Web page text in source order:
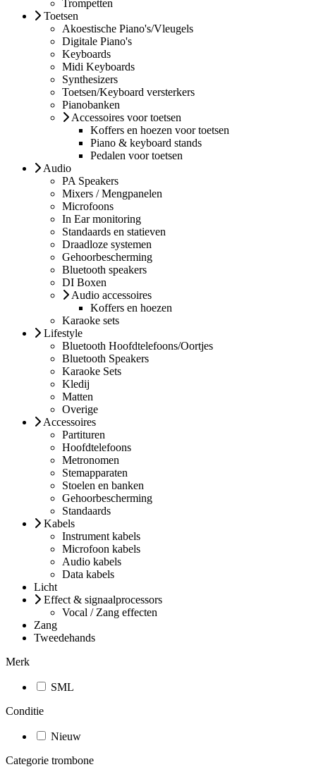
Trompetten
Toetsen
Akoestische Piano's/Vleugels
Digitale Piano's
Keyboards
Midi Keyboards
Synthesizers
Toetsen/Keyboard versterkers
Pianobanken
Accessoires voor toetsen
Koffers en hoezen voor toetsen
Piano & keyboard stands
Pedalen voor toetsen
Audio
PA Speakers
Mixers / Mengpanelen
Microfoons
In Ear monitoring
Standaards en statieven
Draadloze systemen
Gehoorbescherming
Bluetooth speakers
DI Boxen
Audio accessoires
Koffers en hoezen
Karaoke sets
Lifestyle
Bluetooth Hoofdtelefoons/Oortjes
Bluetooth Speakers
Karaoke Sets
Kledij
Matten
Overige
Accessoires
Partituren
Hoofdtelefoons
Metronomen
Stemapparaten
Stoelen en banken
Gehoorbescherming
Standaards
Kabels
Instrument kabels
Microfoon kabels
Audio kabels
Data kabels
Licht
Effect & signaalprocessors
Vocal / Zang effecten
Zang
Tweedehands
Merk
SML
Conditie
Nieuw
Categorie trombone